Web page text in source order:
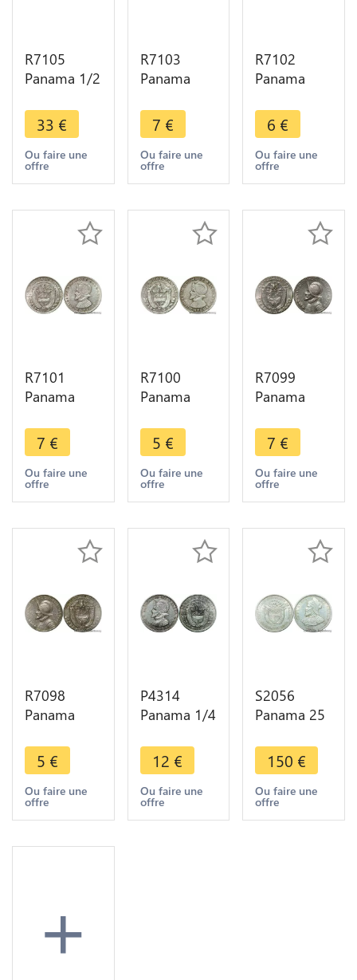
R7105
Panama 1/2
1947 Silver
-> Make
offer
33 €
Ou faire une
offre
R7103
Panama
1/10 Balboa
1953 Silver
AU -> Make
offer
7 €
Ou faire une
offre
R7102
Panama
1/10 Balboa
1947 Silver
-> Make
offer
6 €
Ou faire une
offre
R7101
Panama
1/10 Balboa
1953 Silver
AU -> Make
offer
7 €
Ou faire une
offre
R7100
Panama
1/10 Balboa
1953 Silver
-> Make
offer
5 €
Ou faire une
offre
R7099
Panama
1/10 Balboa
1970 AU ->
Make offer
7 €
Ou faire une
offre
R7098
Panama
1/10 Balboa
1968 ->
Make offer
5 €
Ou faire une
offre
P4314
Panama 1/4
Vasco
Nunez 1953
Silver ->
Make offer
12 €
Ou faire une
offre
S2056
Panama 25
1904 Silver
Superbe
+++ -
>Make
150 €
Ou faire une
offre
+